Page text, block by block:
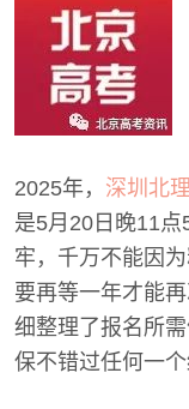
2025年， 深圳北
是5月20日晚11
牢，千万不能因
要再等一年才能
细整理了报名所
保不错过任何一个